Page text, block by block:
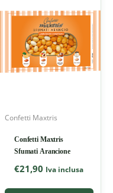
Confetti Maxtris
Confetti Maxtris
Sfumati Arancione
€21,90 Iva inclusa